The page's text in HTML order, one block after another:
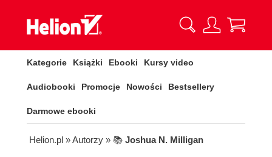
Kategorie Książki Ebooki Kursy video
Audiobooki Promocje Nowości Bestsellery
Darmowe ebooki
Helion.pl » Autorzy » 📚 Joshua N. Milligan